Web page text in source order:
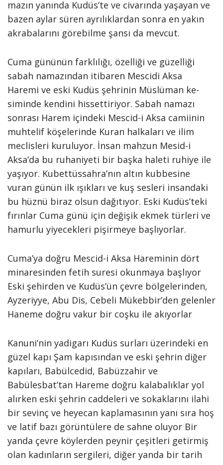
mazın yanında Kudüs’te ve civarında yaşayan ve
bazen aylar süren ayrılıklardan sonra en yakın
akrabalarını görebilme şansı da mevcut.
Cuma gününün farklılığı, özelliği ve güzelliği
sabah namazından itibaren Mescidi Aksa
Haremi ve eski Kudüs şehrinin Müslüman ke­
siminde kendini hissettiriyor. Sabah namazı
sonrası Harem içindeki Mescid-i Aksa camiinin
muhtelif köşelerinde Kuran halkaları ve ilim
meclisleri kuruluyor. İnsan mahzun Mesid-i
Aksa’da bu ruhaniyeti bir başka haleti ruhiye ile
yaşıyor. Kubettüssahra’nın altın kubbesine
vuran günün ilk ışıkları ve kuş sesleri insandaki
bu hüznü biraz olsun dağıtıyor. Eski Kudüs’teki
fırınlar Cuma günü için değişik ekmek türleri ve
hamurlu yiyecekleri pişirmeye başlıyorlar.
Cuma’ya doğru Mescid-i Aksa Hareminin dört
minaresinden fe­tih suresi okunmaya başlıyor
Eski şehirden ve Kudüs’ün çevre bölge­lerinden,
Ayzeriyye, Abu Dis, Ce­beli Mükebbir’den gelenler
Haneme doğru vakur bir coşku ile akıyorlar
Kanuni’nin yadigarı Kudüs surları üzerindeki en
güzel kapı Şam kapısından ve eski şehrin diğer
kapıları, Babülcedid, Babüzzahir ve
Babülesbat’tan Hareme doğru kalabalıklar yol
alırken eski şehrin caddeleri ve sokaklarını ilahi
bir se­vinç ve heyecan kaplamasının yanı sıra hoş
ve latif bazı görüntülere de sahne oluyor Bir
yanda çevre köylerden peynir çeşitleri getirmiş
olan kadınların sergileri, diğer yanda bir tarih